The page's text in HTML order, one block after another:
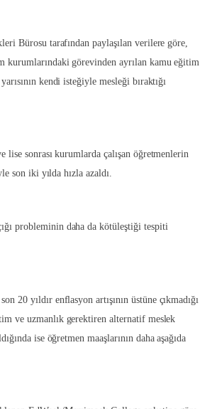
Bürosu tarafından paylaşılan verilere göre,
kurumlarındaki görevinden ayrılan kamu eğitim
kendi isteğiyle mesleği bıraktığı
sonrası kurumlarda çalışan öğretmenlerin
son iki yılda hızla azaldı.
probleminin daha da kötüleştiği tespiti
20 yıldır enflasyon artışının üstüne çıkmadığı
ve uzmanlık gerektiren alternatif meslek
ise öğretmen maaşlarının daha aşağıda